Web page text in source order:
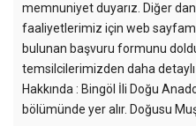
memnuniyet duyarız. Diğer
faaliyetlerimiz için web
bulunan başvuru formunu
temsilcilerimizden daha
Hakkında : Bingöl İli Doğu
bölümünde yer alır. Doğusu